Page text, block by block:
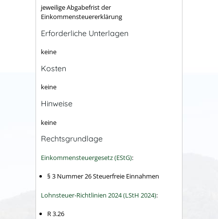
jeweilige Abgabefrist der
Einkommensteuererklärung
Erforderliche Unterlagen
keine
Kosten
keine
Hinweise
keine
Rechtsgrundlage
Einkommensteuergesetz (EStG):
§ 3 Nummer 26 Steuerfreie Einnahmen
Lohnsteuer-Richtlinien 2024 (LStH 2024):
R 3.26